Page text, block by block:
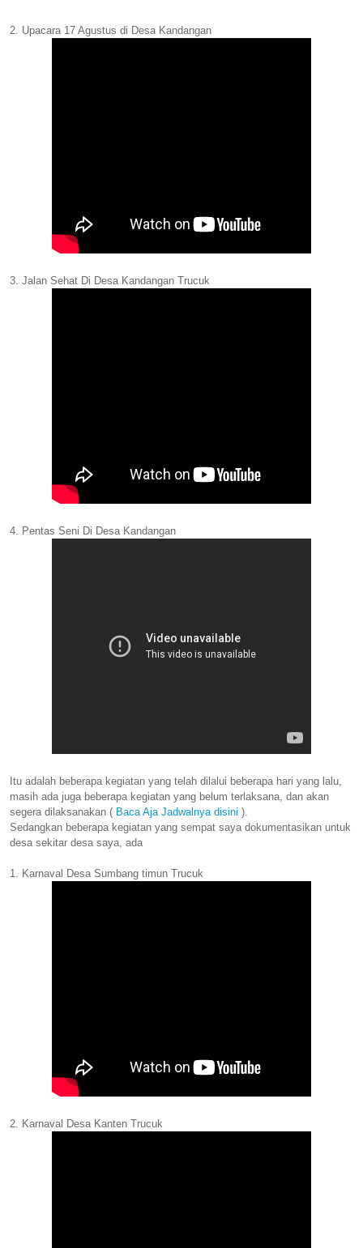
2. Upacara 17 Agustus di Desa Kandangan
3. Jalan Sehat Di Desa Kandangan Trucuk
4. Pentas Seni Di Desa Kandangan
Itu adalah beberapa kegiatan yang telah dilalui beberapa hari yang lalu,
masih ada juga beberapa kegiatan yang belum terlaksana, dan akan
segera dilaksanakan ( Baca Aja Jadwalnya disini ).
Sedangkan beberapa kegiatan yang sempat saya dokumentasikan untuk
desa sekitar desa saya, ada
1. Karnaval Desa Sumbang timun Trucuk
2. Karnaval Desa Kanten Trucuk